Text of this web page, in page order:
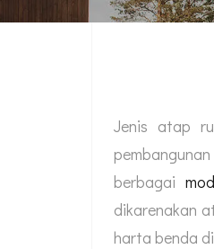
Jenis atap
berbagai
dikarenakan
harta benda